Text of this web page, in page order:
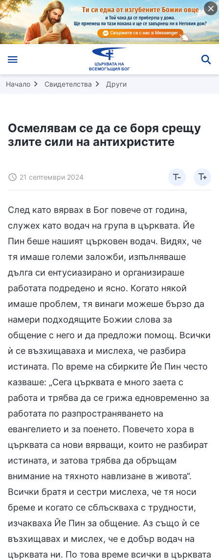
Начало Свидетелства Други
Осмелявам се да се боря срещу
злите сили на антихристите
21 септември 2024
След като вярвах в Бог повече от година,
служех като водач на група в църквата. Йе
Пин беше нашият църковен водач. Видях, че
тя имаше големи заложби, изпълняваше
дълга си ентусиазирано и организираше
работата подредено и ясно. Когато някой
имаше проблем, тя винаги можеше бързо да
намери подходящите Божии слова за
общение с него и да предложи помощ. Всички
ѝ се възхищаваха и мислеха, че разбира
истината. По време на сбирките Йе Пин често
казваше: „Сега църквата е много заета с
работа и трябва да се грижа едновременно за
работата по разпространяването на
евангелието и за поенето. Повечето хора в
църквата са нови вярващи, които не разбират
истината, и затова трябва да обръщам
внимание на тяхното навлизане в живота“.
Всички братя и сестри мислеха, че тя носи
бреме и когато се сблъскваха с трудности,
изчакваха Йе Пин за общение. Аз също ѝ се
възхищавах и мислех, че е добър водач на
църквата ни. По това време всички в църквата